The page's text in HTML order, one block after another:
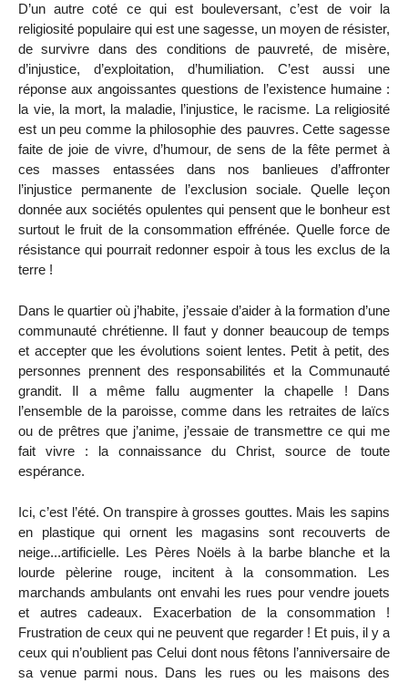
D’un autre coté ce qui est bouleversant, c’est de voir la
religiosité populaire qui est une sagesse, un moyen de résister,
de survivre dans des conditions de pauvreté, de misère,
d’injustice, d’exploitation, d’humiliation. C’est aussi une
réponse aux angoissantes questions de l’existence humaine :
la vie, la mort, la maladie, l’injustice, le racisme. La religiosité
est un peu comme la philosophie des pauvres. Cette sagesse
faite de joie de vivre, d’humour, de sens de la fête permet à
ces masses entassées dans nos banlieues d’affronter
l’injustice permanente de l’exclusion sociale. Quelle leçon
donnée aux sociétés opulentes qui pensent que le bonheur est
surtout le fruit de la consommation effrénée. Quelle force de
résistance qui pourrait redonner espoir à tous les exclus de la
terre !
Dans le quartier où j’habite, j’essaie d’aider à la formation d’une
communauté chrétienne. Il faut y donner beaucoup de temps
et accepter que les évolutions soient lentes. Petit à petit, des
personnes prennent des responsabilités et la Communauté
grandit. Il a même fallu augmenter la chapelle ! Dans
l’ensemble de la paroisse, comme dans les retraites de laïcs
ou de prêtres que j’anime, j’essaie de transmettre ce qui me
fait vivre : la connaissance du Christ, source de toute
espérance.
Ici, c’est l’été. On transpire à grosses gouttes. Mais les sapins
en plastique qui ornent les magasins sont recouverts de
neige...artificielle. Les Pères Noëls à la barbe blanche et la
lourde pèlerine rouge, incitent à la consommation. Les
marchands ambulants ont envahi les rues pour vendre jouets
et autres cadeaux. Exacerbation de la consommation !
Frustration de ceux qui ne peuvent que regarder ! Et puis, il y a
ceux qui n’oublient pas Celui dont nous fêtons l’anniversaire de
sa venue parmi nous. Dans les rues ou les maisons des